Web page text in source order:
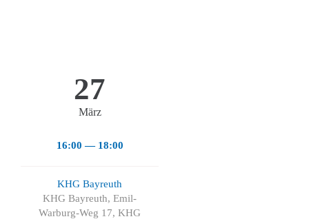
27
März
16:00 — 18:00
KHG Bayreuth
KHG Bayreuth, Emil-
Warburg-Weg 17, KHG